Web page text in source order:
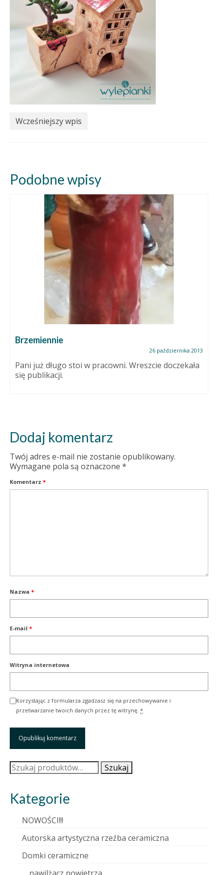
Wcześniejszy wpis
Podobne wpisy
Brzemiennie
26 października 2013
Pani już długo stoi w pracowni. Wreszcie doczekała
się publikacji.
Dodaj komentarz
Twój adres e-mail nie zostanie opublikowany.
Wymagane pola są oznaczone *
Komentarz *
Nazwa *
E-mail *
Witryna internetowa
Korzystając z formularza zgadzasz się na przechowywanie i
przetwarzanie twoich danych przez tę witrynę. *
Szukaj: Szukaj
Kategorie
NOWOŚCI!!!
Autorska artystyczna rzeźba ceramiczna
Domki ceramiczne